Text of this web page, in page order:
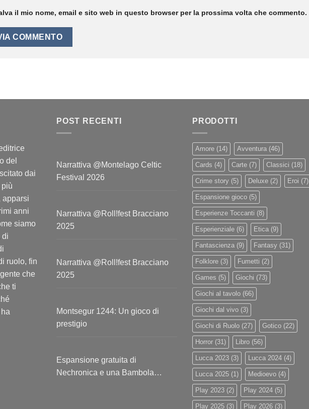
il mio nome, email e sito web in questo browser per la prossima volta che commento.
del
dai
apparsi
anni
siamo
di
ruolo, fin
che
ti
ha
POST RECENTI
Narrattiva @Montelago Celtic
Festival 2026
Narrattiva @Roll!fest Bracciano
2025
Narrattiva @Roll!fest Bracciano
2025
Montsegur 1244: Un gioco di
prestigio
Espansione gratuita di
Nechronica e una Bambola
PRODOTTI
Amore (14) Avventura (46)
Cards (4) Carte (7) Classici (18)
Crime story (5) Deluxe (2) Eroi (7)
Espansione gioco (5)
Esperienze Toccanti (8)
Esperienziale (6) Etica (9)
Fantascienza (9) Fantasy (31)
Folklore (3) Fumetti (2)
Games (5) Giochi (73)
Giochi al tavolo (66)
Giochi dal vivo (3)
Giochi di Ruolo (27) Gotico (22)
Horror (31) Libro (56)
Lucca 2023 (3) Lucca 2024 (4)
Lucca 2025 (1) Medioevo (4)
Play 2023 (2) Play 2024 (5)
Play 2025 (3) Play 2026 (3)